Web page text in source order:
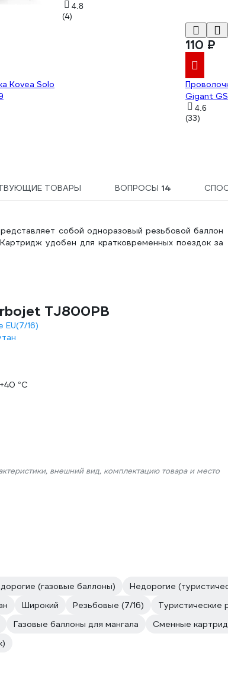
Kovea Solo
4.8
(4)
110 ₽
Gigant
4.6
(33)
ТОВАРЫ ВОПРОСЫ 14
собой одноразовый резьбовой баллон
удобен для кратковременных поездок за
TJ800PB
EU(7/16)
°С
внешний вид, комплектацию товара и место
(газовые баллоны) Недорогие
Широкий Резьбовые (7/16) Туристические
Газовые баллоны для мангала Сменные